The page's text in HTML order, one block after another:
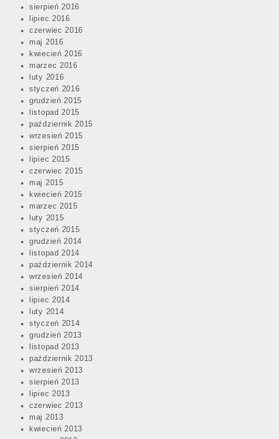
sierpień 2016
lipiec 2016
czerwiec 2016
maj 2016
kwiecień 2016
marzec 2016
luty 2016
styczeń 2016
grudzień 2015
listopad 2015
październik 2015
wrzesień 2015
sierpień 2015
lipiec 2015
czerwiec 2015
maj 2015
kwiecień 2015
marzec 2015
luty 2015
styczeń 2015
grudzień 2014
listopad 2014
październik 2014
wrzesień 2014
sierpień 2014
lipiec 2014
luty 2014
styczeń 2014
grudzień 2013
listopad 2013
październik 2013
wrzesień 2013
sierpień 2013
lipiec 2013
czerwiec 2013
maj 2013
kwiecień 2013